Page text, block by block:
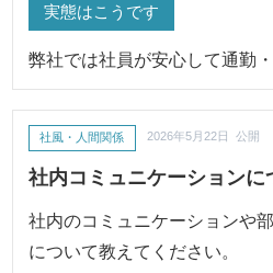
実態はこうです
弊社では社員が安心して通勤
社内コミュニケーションに
社風・人間関係 2026年5月22日 公開
社内のコミュニケーションや
について教えてください。